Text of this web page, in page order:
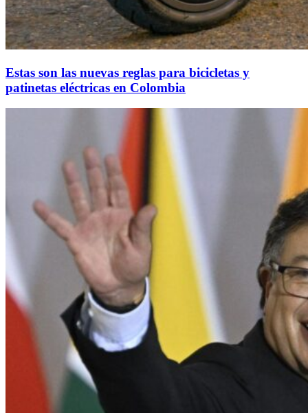
Estas son las nuevas reglas para bicicletas y
patinetas eléctricas en Colombia